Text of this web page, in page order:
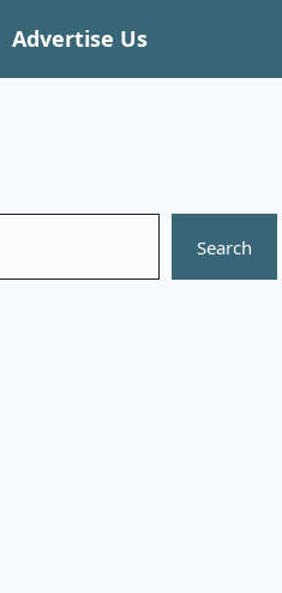
Advertise Us
Search